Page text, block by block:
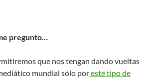
pregunto…
que nos tengan dando vueltas
mundial sólo poreste tipo de